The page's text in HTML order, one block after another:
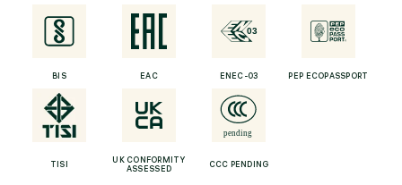
BIS EAC ENEC-03 PEP ECOPASSPORT
TISI
UK CONFORMITY
ASSESSED
CCC PENDING